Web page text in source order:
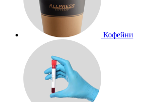
Кофейни